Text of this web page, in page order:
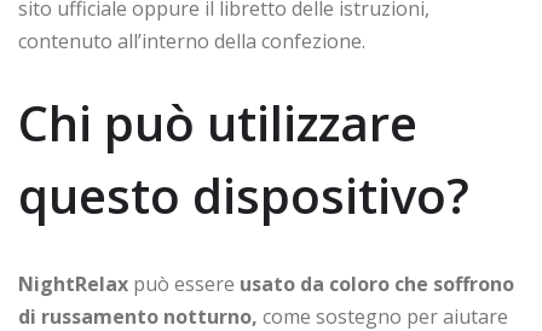
sito ufficiale oppure il libretto delle istruzioni,
contenuto all’interno della confezione.
Chi può utilizzare
questo dispositivo?
NightRelax può essere usato da coloro che soffrono
di russamento notturno, come sostegno per aiutare